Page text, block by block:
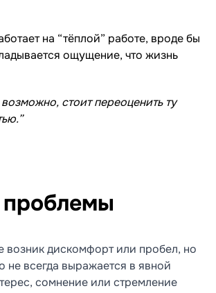
на “тёплой” работе, вроде бы
ощущение, что жизнь
стоит переоценить ту
проблемы
возник дискомфорт или пробел, но
не всегда выражается в явной
сомнение или стремление